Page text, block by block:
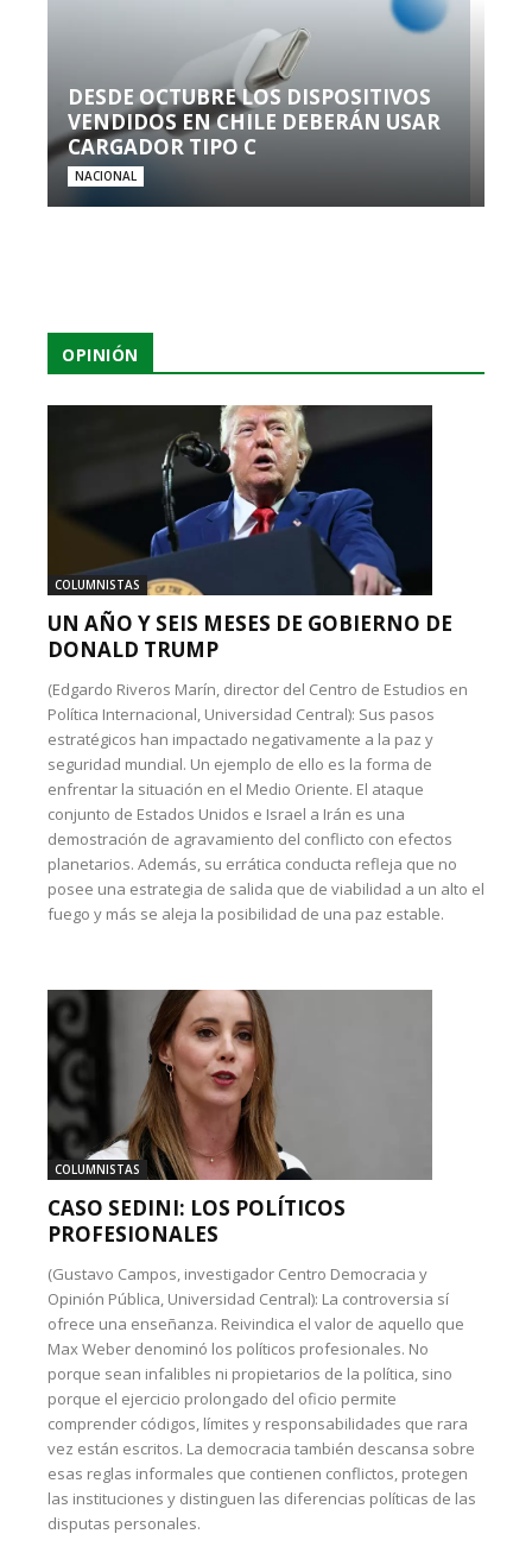
DESDE OCTUBRE LOS DISPOSITIVOS
VENDIDOS EN CHILE DEBERÁN USAR
CARGADOR TIPO C
NACIONAL
OPINIÓN
COLUMNISTAS
UN AÑO Y SEIS MESES DE GOBIERNO DE
DONALD TRUMP
(Edgardo Riveros Marín, director del Centro de Estudios en
Política Internacional, Universidad Central): Sus pasos
estratégicos han impactado negativamente a la paz y
seguridad mundial. Un ejemplo de ello es la forma de
enfrentar la situación en el Medio Oriente. El ataque
conjunto de Estados Unidos e Israel a Irán es una
demostración de agravamiento del conflicto con efectos
planetarios. Además, su errática conducta refleja que no
posee una estrategia de salida que de viabilidad a un alto el
fuego y más se aleja la posibilidad de una paz estable.
COLUMNISTAS
CASO SEDINI: LOS POLÍTICOS
PROFESIONALES
(Gustavo Campos, investigador Centro Democracia y
Opinión Pública, Universidad Central): La controversia sí
ofrece una enseñanza. Reivindica el valor de aquello que
Max Weber denominó los políticos profesionales. No
porque sean infalibles ni propietarios de la política, sino
porque el ejercicio prolongado del oficio permite
comprender códigos, límites y responsabilidades que rara
vez están escritos. La democracia también descansa sobre
esas reglas informales que contienen conflictos, protegen
las instituciones y distinguen las diferencias políticas de las
disputas personales.